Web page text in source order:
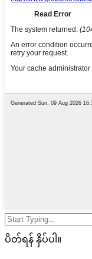
ပိတ်ရန် နှိပ်ပါ။